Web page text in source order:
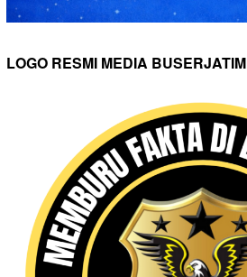
LOGO RESMI MEDIA BUSERJATIM